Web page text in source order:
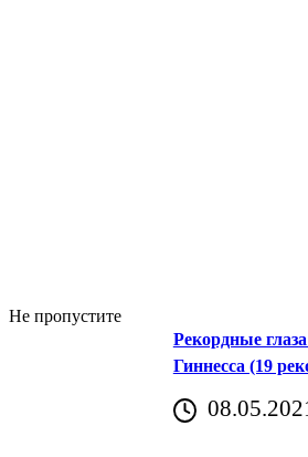
Не пропустите
Рекордные
Гиннесса (19